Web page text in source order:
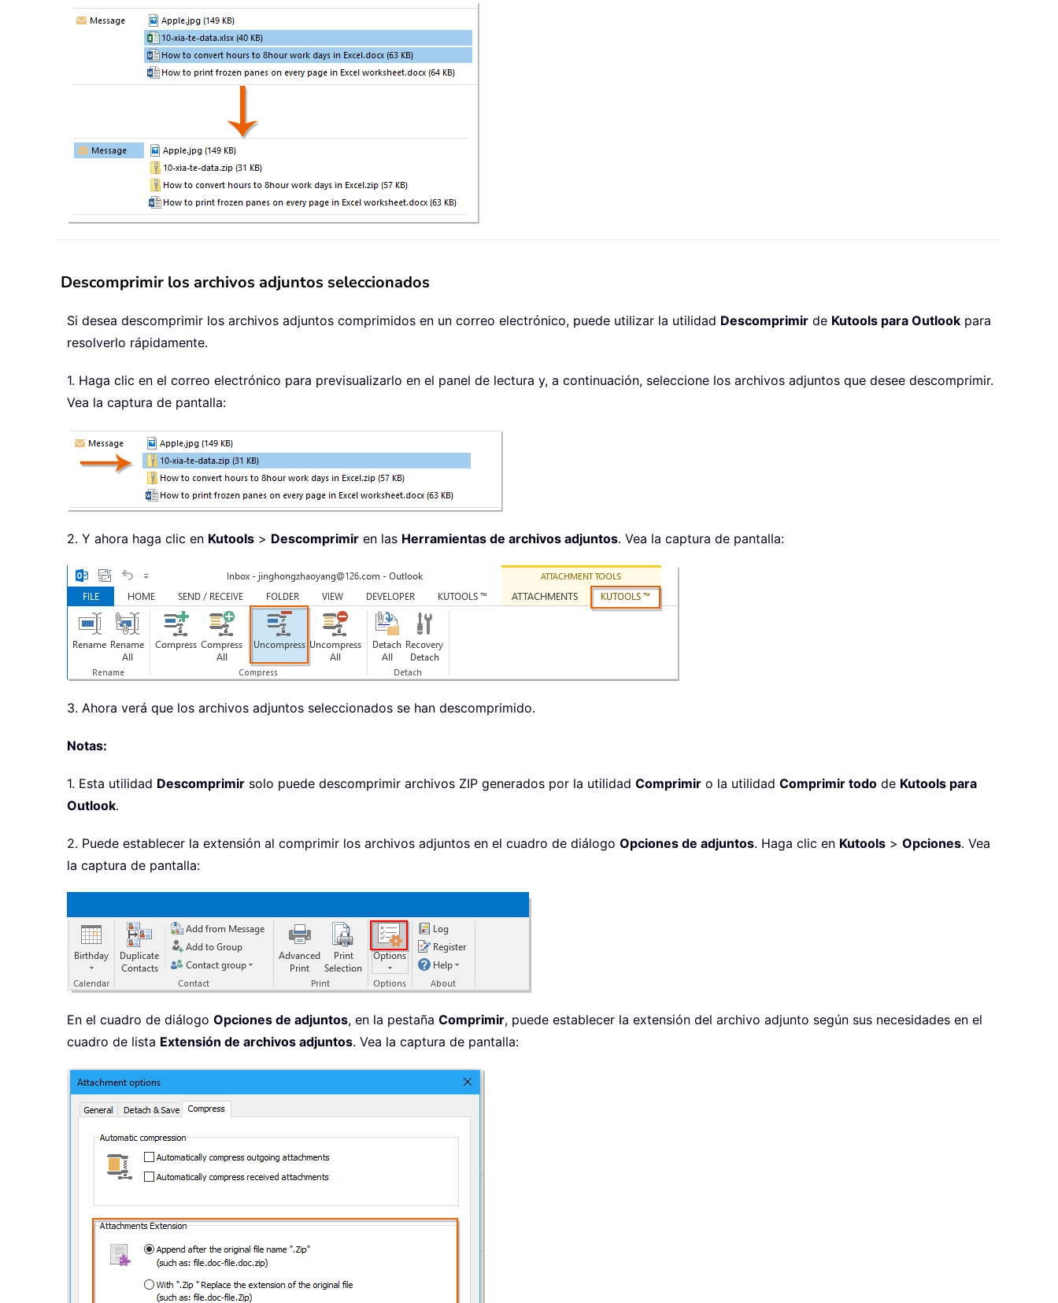
Descomprimir los archivos adjuntos seleccionados
Si desea descomprimir los archivos adjuntos comprimidos en un correo electrónico, puede utilizar la utilidad Descomprimir de Kutools para Outlook para
resolverlo rápidamente.
1. Haga clic en el correo electrónico para previsualizarlo en el panel de lectura y, a continuación, seleccione los archivos adjuntos que desee descomprimir.
Vea la captura de pantalla:
2. Y ahora haga clic en Kutools > Descomprimir en las Herramientas de archivos adjuntos. Vea la captura de pantalla:
3. Ahora verá que los archivos adjuntos seleccionados se han descomprimido.
Notas:
1. Esta utilidad Descomprimir solo puede descomprimir archivos ZIP generados por la utilidad Comprimir o la utilidad Comprimir todo de Kutools para
Outlook.
2. Puede establecer la extensión al comprimir los archivos adjuntos en el cuadro de diálogo Opciones de adjuntos. Haga clic en Kutools > Opciones. Vea
la captura de pantalla:
En el cuadro de diálogo Opciones de adjuntos, en la pestaña Comprimir, puede establecer la extensión del archivo adjunto según sus necesidades en el
cuadro de lista Extensión de archivos adjuntos. Vea la captura de pantalla: